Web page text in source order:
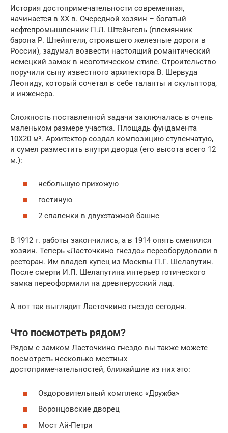
История достопримечательности современная,
начинается в ХХ в. Очередной хозяин – богатый
нефтепромышленник П.Л. Штейнгель (племянник
барона Р. Штейнгеля, строившего железные дороги в
России), задумал возвести настоящий романтический
немецкий замок в неоготическом стиле. Строительство
поручили сыну известного архитектора В. Шервуда
Леониду, который сочетал в себе таланты и скульптора,
и инженера.
Сложность поставленной задачи заключалась в очень
маленьком размере участка. Площадь фундамента
10Х20 м². Архитектор создал композицию ступенчатую,
и сумел разместить внутри дворца (его высота всего 12
м.):
небольшую прихожую
гостиную
2 спаленки в двухэтажной башне
В 1912 г. работы закончились, а в 1914 опять сменился
хозяин. Теперь «Ласточкино гнездо» переоборудовали в
ресторан. Им владел купец из Москвы П.Г. Шелапутин.
После смерти И.П. Шелапутина интерьер готического
замка переоформили на древнерусский лад.
А вот так выглядит Ласточкино гнездо сегодня.
Что посмотреть рядом?
Рядом с замком Ласточкино гнездо вы также можете
посмотреть несколько местных
достопримечательностей, ближайшие из них это:
Оздоровительный комплекс «Дружба»
Воронцовские дворец
Мост Ай-Петри